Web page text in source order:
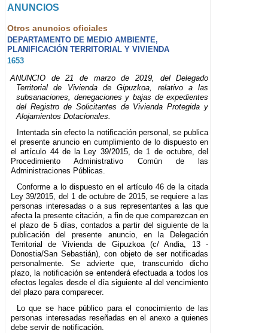
ANUNCIOS
Otros anuncios oficiales
DEPARTAMENTO DE MEDIO AMBIENTE,
PLANIFICACIÓN TERRITORIAL Y VIVIENDA
1653
ANUNCIO de 21 de marzo de 2019, del Delegado
Territorial de Vivienda de Gipuzkoa, relativo a las
subsanaciones, denegaciones y bajas de expedientes
del Registro de Solicitantes de Vivienda Protegida y
Alojamientos Dotacionales.
Intentada sin efecto la notificación personal, se publica
el presente anuncio en cumplimiento de lo dispuesto en
el artículo 44 de la Ley 39/2015, de 1 de octubre, del
Procedimiento Administrativo Común de las
Administraciones Públicas.
Conforme a lo dispuesto en el artículo 46 de la citada
Ley 39/2015, del 1 de octubre de 2015, se requiere a las
personas interesadas o a sus representantes a las que
afecta la presente citación, a fin de que comparezcan en
el plazo de 5 días, contados a partir del siguiente de la
publicación del presente anuncio, en la Delegación
Territorial de Vivienda de Gipuzkoa (c/ Andia, 13 -
Donostia/San Sebastián), con objeto de ser notificadas
personalmente. Se advierte que, transcurrido dicho
plazo, la notificación se entenderá efectuada a todos los
efectos legales desde el día siguiente al del vencimiento
del plazo para comparecer.
Lo que se hace público para el conocimiento de las
personas interesadas reseñadas en el anexo a quienes
debe servir de notificación.